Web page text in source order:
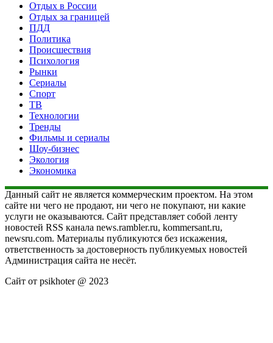
Отдых в России
Отдых за границей
ПДД
Политика
Происшествия
Психология
Рынки
Сериалы
Спорт
ТВ
Технологии
Тренды
Фильмы и сериалы
Шоу-бизнес
Экология
Экономика
Данный сайт не является коммерческим проектом. На этом
сайте ни чего не продают, ни чего не покупают, ни какие
услуги не оказываются. Сайт представляет собой ленту
новостей RSS канала news.rambler.ru, kommersant.ru,
newsru.com. Материалы публикуются без искажения,
ответственность за достоверность публикуемых новостей
Администрация сайта не несёт.
Сайт от psikhoter @ 2023